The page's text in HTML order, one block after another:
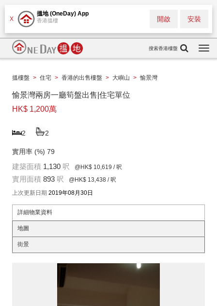
X
搵地 (OneDay) App
香港搵樓 安裝
開啟
搜索香港樓盤
搵樓盤 > 住宅 > 香港的出售樓盤 > 大嶼山 > 愉景灣
愉景灣兩房一廳筍盤出售|住宅單位
HK$ 1,200萬
2 2
實用率 (%) 79
建築面積 1,130 呎 @HK$ 10,619 / 呎
實用面積 893 呎 @HK$ 13,438 / 呎
上次更新日期 2019年08月30日
詳細物業資料
地圖
街景